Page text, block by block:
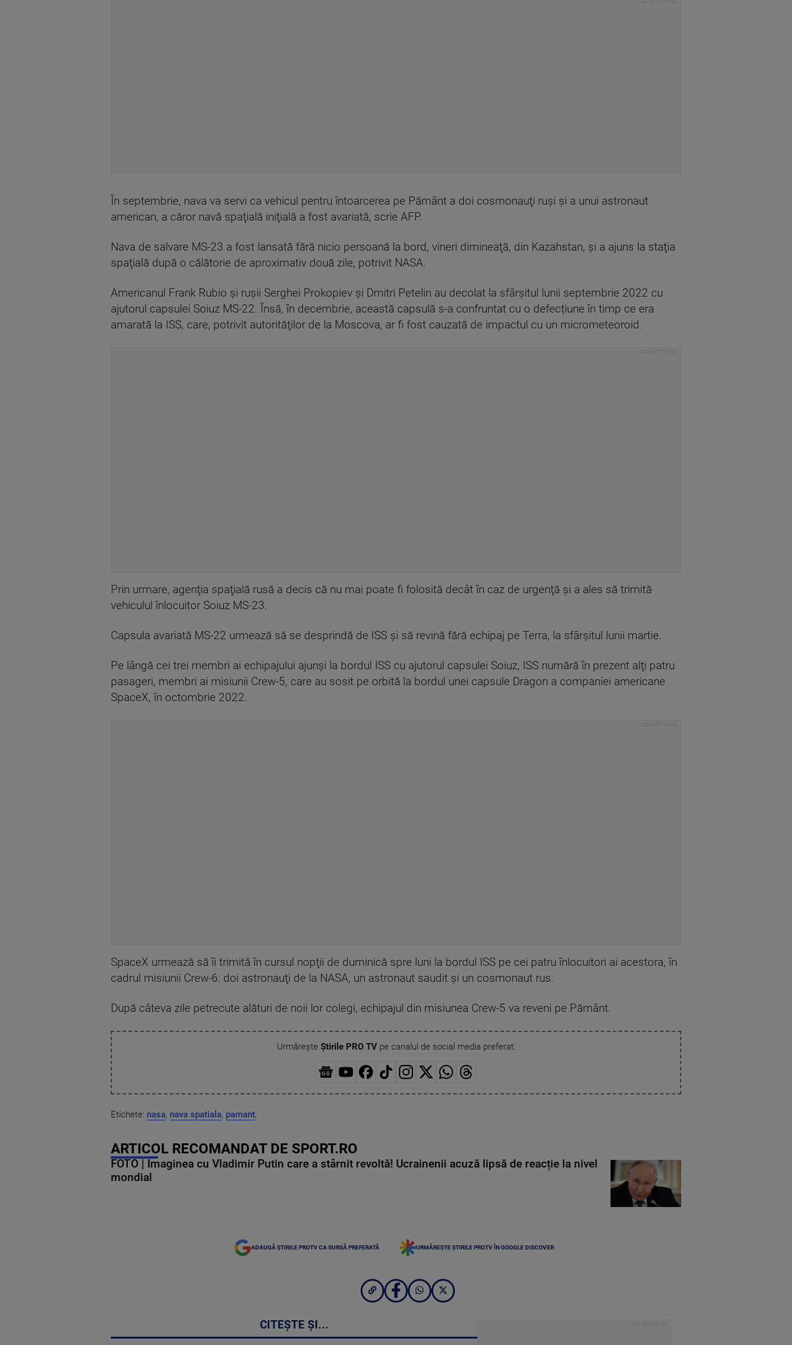
În septembrie, nava va servi ca vehicul pentru întoarcerea pe Pământ a doi cosmonauţi ruşi şi a unui astronaut
american, a căror navă spaţială iniţială a fost avariată, scrie AFP.
Nava de salvare MS-23 a fost lansată fără nicio persoană la bord, vineri dimineaţă, din Kazahstan, şi a ajuns la staţia
spaţială după o călătorie de aproximativ două zile, potrivit NASA.
Americanul Frank Rubio şi ruşii Serghei Prokopiev şi Dmitri Petelin au decolat la sfârşitul lunii septembrie 2022 cu
ajutorul capsulei Soiuz MS-22. Însă, în decembrie, această capsulă s-a confruntat cu o defecțiune în timp ce era
amarată la ISS, care, potrivit autorităţilor de la Moscova, ar fi fost cauzată de impactul cu un micrometeoroid.
Prin urmare, agenţia spaţială rusă a decis că nu mai poate fi folosită decât în caz de urgenţă şi a ales să trimită
vehiculul înlocuitor Soiuz MS-23.
Capsula avariată MS-22 urmează să se desprindă de ISS şi să revină fără echipaj pe Terra, la sfârşitul lunii martie.
Pe lângă cei trei membri ai echipajului ajunşi la bordul ISS cu ajutorul capsulei Soiuz, ISS numără în prezent alţi patru
pasageri, membri ai misiunii Crew-5, care au sosit pe orbită la bordul unei capsule Dragon a companiei americane
SpaceX, în octombrie 2022.
SpaceX urmează să îi trimită în cursul nopţii de duminică spre luni la bordul ISS pe cei patru înlocuitori ai acestora, în
cadrul misiunii Crew-6: doi astronauţi de la NASA, un astronaut saudit şi un cosmonaut rus.
După câteva zile petrecute alături de noii lor colegi, echipajul din misiunea Crew-5 va reveni pe Pământ.
Urmărește Știrile PRO TVpe canalul de social media preferat:
Etichete: nasa, nava spatiala, pamant,
ARTICOL RECOMANDAT DE SPORT.RO
FOTO | Imaginea cu Vladimir Putin care a stârnit revoltă! Ucrainenii acuză lipsă de reacție la nivel
mondial
ADAUGĂ ȘTIRILE PROTV CA SURSĂ PREFERATĂ URMĂREȘTE ȘTIRILE PROTV ÎN GOOGLE DISCOVER
CITEȘTE ȘI...